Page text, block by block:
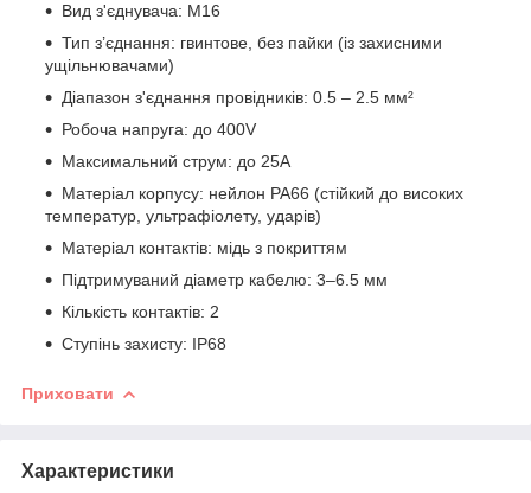
Вид з'єднувача: M16
Тип з’єднання: гвинтове, без пайки (із захисними
ущільнювачами)
Діапазон з'єднання провідників: 0.5 – 2.5 мм²
Робоча напруга: до 400V
Максимальний струм: до 25A
Матеріал корпусу: нейлон PA66 (стійкий до високих
температур, ультрафіолету, ударів)
Матеріал контактів: мідь з покриттям
Підтримуваний діаметр кабелю: 3–6.5 мм
Кількість контактів: 2
Ступінь захисту: IP68
Приховати
Характеристики